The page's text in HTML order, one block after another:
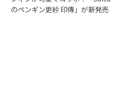
のペンギン更紗 印傳」が新発売